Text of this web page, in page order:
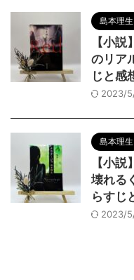
島本理生
【小
のリア
じと感
2023/
島本理生
【小
壊れる
らすじ
2023/